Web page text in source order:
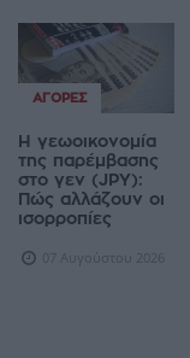
ΑΓΟΡΈΣ
Η γεωοικονομία
της παρέμβασης
στο γεν (JPY):
Πώς αλλάζουν οι
ισορροπίες
07 Αυγούστου 2026